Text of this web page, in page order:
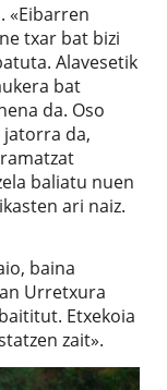
«Eibarren
txar bat bizi
Alavesetik
bat
da. Oso
jatorra da,
baliatu nuen
ari naiz.
baina
Urretxura
Etxekoia
zait».